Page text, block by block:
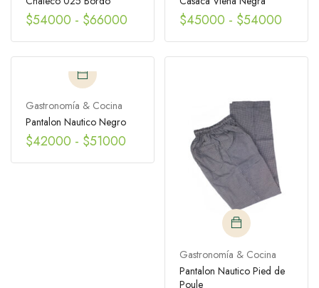
$54000 - $66000 $45000 - $54000
Gastronomía & Cocina
Pantalon Nautico Negro
$42000 - $51000
Gastronomía & Cocina
Pantalon Nautico Pied de
Poule